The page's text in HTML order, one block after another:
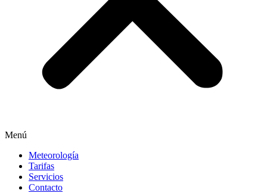
Menú
Meteorología
Tarifas
Servicios
Contacto